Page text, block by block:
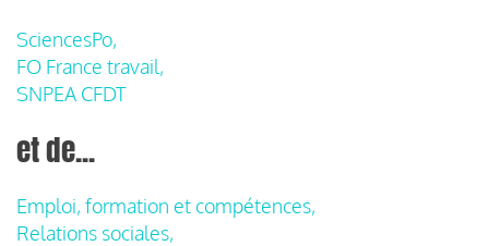
SciencesPo,
FO France travail,
SNPEA CFDT
et de...
Emploi, formation et compétences,
Relations sociales,